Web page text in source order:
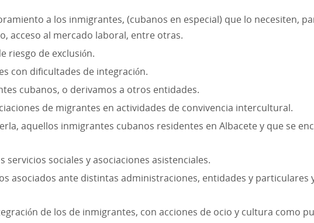
a los inmigrantes, (cubanos en especial) que lo necesiten,
acceso al mercado laboral, entre otras.
riesgo de exclusión.
con dificultades de integración.
cubanos, o derivamos a otros entidades.
de migrantes en actividades de convivencia intercultural.
aquellos inmigrantes cubanos residentes en Albacete y que se
sociales y asociaciones asistenciales.
asociados ante distintas administraciones, entidades y particulares
de los de inmigrantes, con acciones de ocio y cultura como